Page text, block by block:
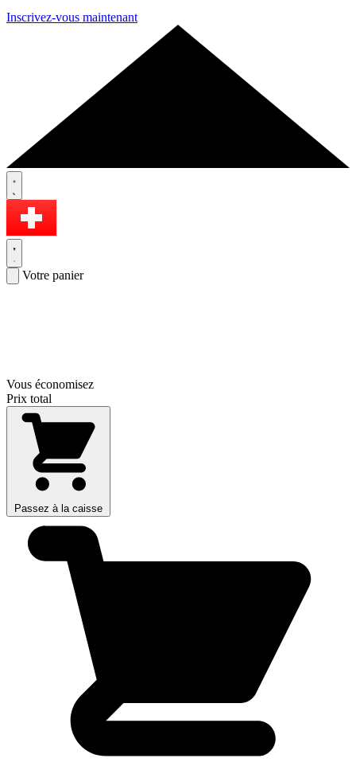
Inscrivez-vous maintenant
Votre panier
Vous économisez
Prix total
Passez à la caisse